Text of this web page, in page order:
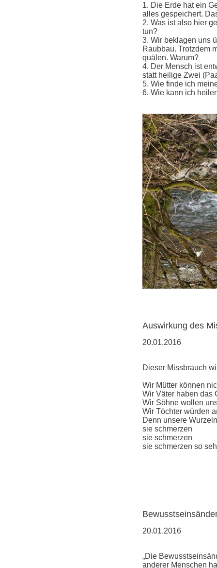
1. Die Erde hat ein
alles gespeichert.
2. Was ist also hier
tun?
3. Wir beklagen uns
Raubbau. Trotzdem
quälen. Warum?
4. Der Mensch ist
statt heilige Zwei
5. Wie finde ich
6. Wie kann ich
Auswirkung des
20.01.2016
Dieser Missbrauch
Wir Mütter können
Wir Väter haben das
Wir Söhne wollen
Wir Töchter würden
Denn unsere
sie schmerzen
sie schmerzen
sie schmerzen so
20.01.2016
„Die
anderer Menschen